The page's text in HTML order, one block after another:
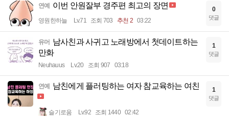
연예 이번 안원잘부 경주편 최고의 장면
영원한하늘 Lv.71 조회 703 추천 2 03:22
0
댓글
유머 남사친과 사귀고 노래방에서 첫데이트하는
만화
Neuhauus Lv.20 조회 907 03:18
1
댓글
연예 남친에게 플러팅하는 여자 참교육하는 여친
슬기로움 Lv.92 조회 1440 02:42
1
댓글